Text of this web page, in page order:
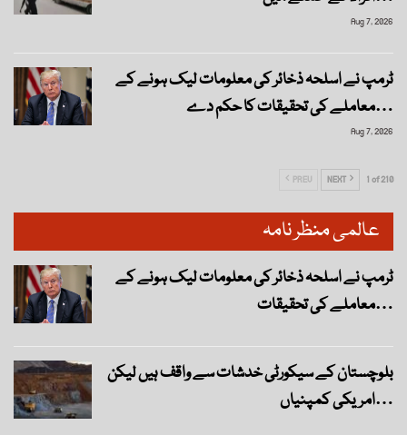
Aug 7, 2026
ٹرمپ نے اسلحہ ذخائر کی معلومات لیک ہونے کے
معاملے کی تحقیقات کا حکم دے…
Aug 7, 2026
PREV NEXT 1 of 210
عالمی منظر نامہ
ٹرمپ نے اسلحہ ذخائر کی معلومات لیک ہونے کے
معاملے کی تحقیقات…
بلوچستان کے سیکورٹی خدشات سے واقف ہیں لیکن
امریکی کمپنیاں…